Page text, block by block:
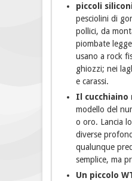
piccoli
pesciolini di
pollici, da
piombate
usano a rock
ghiozzi; nei
e carassi.
Il
modello del
o oro. Lancia
diverse
qualunque
semplice, ma
Un piccolo